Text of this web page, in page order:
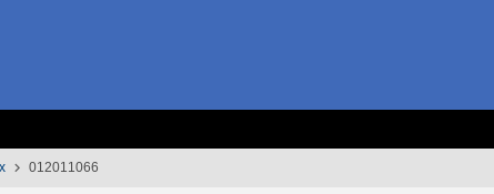
012011066